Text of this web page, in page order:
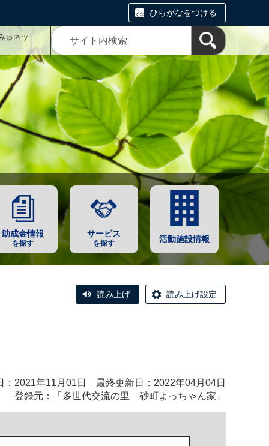
ひらがなをつける
ゅネッ
助成金情報
を探す
サービス
を探す 活動施設情報
読み上げ 読み上げ設定
：2021年11月01日 最終更新日：2022年04月04日
登録元：「 多世代交流の里 砂町よっちゃん家 」